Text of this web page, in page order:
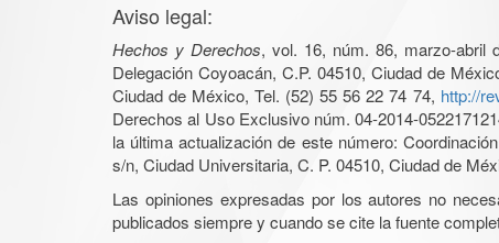
Aviso legal:
Hechos y Derechos, vol. 16, núm. 86, marzo-abril
Delegación Coyoacán, C.P. 04510, Ciudad de
Ciudad de México, Tel. (52) 55 56 22 74 74, http://
Derechos al Uso Exclusivo núm. 04-2014-
la última actualización de este número:
s/n, Ciudad Universitaria, C. P. 04510, Ciudad de
Las opiniones expresadas por los autores no
publicados siempre y cuando se cite la fuente